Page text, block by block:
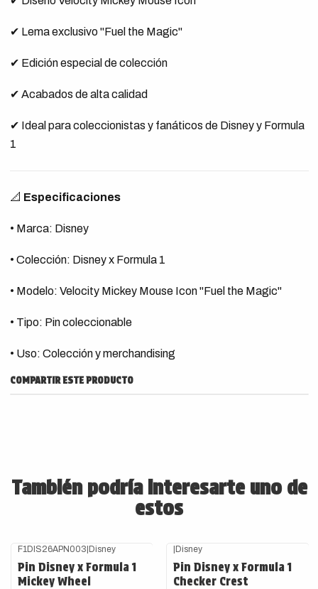
✔ Lema exclusivo "Fuel the Magic"
✔ Edición especial de colección
✔ Acabados de alta calidad
✔ Ideal para coleccionistas y fanáticos de Disney y Formula
1
📐 Especificaciones
• Marca: Disney
• Colección: Disney x Formula 1
• Modelo: Velocity Mickey Mouse Icon "Fuel the Magic"
• Tipo: Pin coleccionable
• Uso: Colección y merchandising
COMPARTIR ESTE PRODUCTO
También podría interesarte uno de
estos
F1DIS26APN003|Disney
Pin Disney x Formula 1
Mickey Wheel
|Disney
Pin Disney x Formula 1
Checker Crest